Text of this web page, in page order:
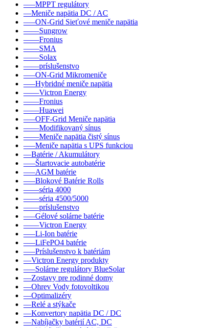
–––MPPT regulátory
––Meniče napätia DC / AC
–––ON-Grid Sieťové meniče napätia
––––Sungrow
––––Fronius
––––SMA
––––Solax
––––príslušenstvo
–––ON-Grid Mikromeniče
–––Hybridné meniče napätia
––––Victron Energy
––––Fronius
––––Huawei
–––OFF-Grid Meniče napätia
––––Modifikovaný sínus
––––Meniče napätia čistý sínus
–––Meniče napätia s UPS funkciou
––Batérie / Akumulátory
–––Štartovacie autobatérie
–––AGM batérie
–––Blokové Batérie Rolls
––––séria 4000
––––séria 4500/5000
––––príslušenstvo
–––Gélové solárne batérie
––––Victron Energy
–––Li-Ion batérie
–––LiFePO4 batérie
–––Príslušenstvo k batériám
––Victron Energy produkty
–––Solárne regulátory BlueSolar
––Zostavy pre rodinné domy
––Ohrev Vody fotovoltikou
––Optimalizéry
––Relé a stýkače
––Konvertory napätia DC / DC
––Nabíjačky batérií AC, DC